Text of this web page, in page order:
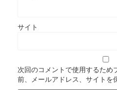
サイト
次回のコメントで使用するため
前、メールアドレス、サイトを